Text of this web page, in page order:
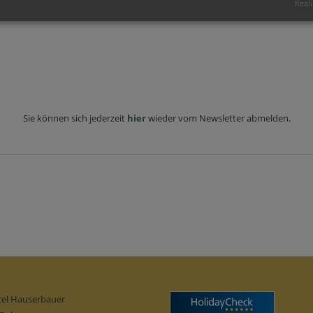
Sie können sich jederzeit hierwieder vom Newsletter abmelden.
Hauserbauer